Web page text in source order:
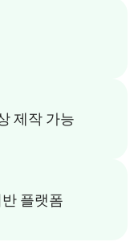
제작 가능
플랫폼